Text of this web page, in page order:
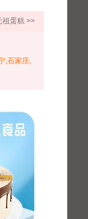
祖蛋糕 >>
,石家庄,